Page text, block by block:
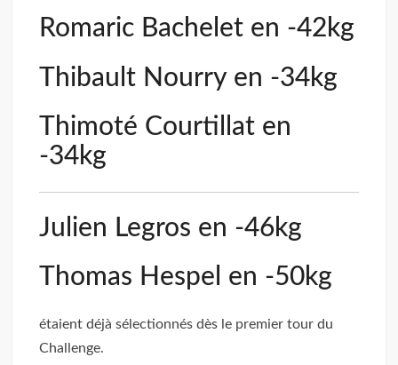
Romaric Bachelet en -42kg
Thibault Nourry en -34kg
Thimoté Courtillat en
-34kg
Julien Legros en -46kg
Thomas Hespel en -50kg
étaient déjà sélectionnés dès le premier tour du
Challenge.